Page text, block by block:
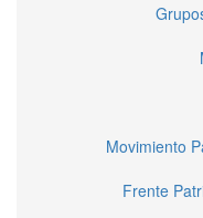
Movimiento
Frente